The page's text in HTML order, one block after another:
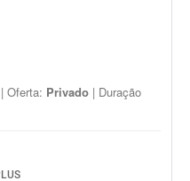
| Oferta: Privado | Duração